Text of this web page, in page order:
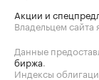
Акции и
Владельцем
Данные
биржа.
Индексы